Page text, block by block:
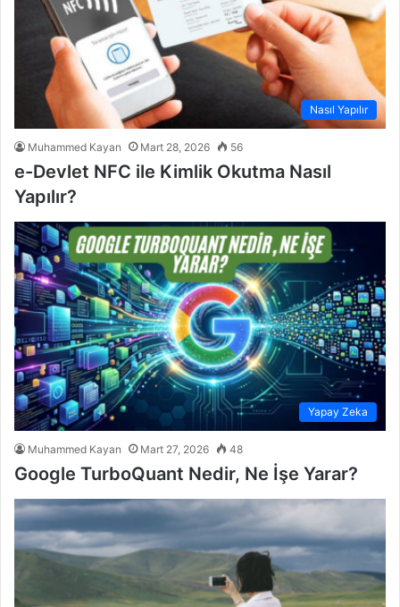
Nasıl Yapılır
Muhammed Kayan Mart 28, 2026 56
e-Devlet NFC ile Kimlik Okutma Nasıl
Yapılır?
Yapay Zeka
Muhammed Kayan Mart 27, 2026 48
Google TurboQuant Nedir, Ne İşe Yarar?